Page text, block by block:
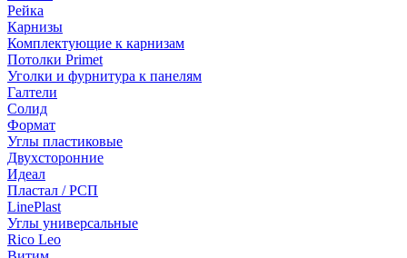
Рейка
Карнизы
Комплектующие к карнизам
Потолки Primet
Уголки и фурнитура к панелям
Галтели
Солид
Формат
Углы пластиковые
Двухсторонние
Идеал
Пластал / РСП
LinePlast
Углы универсальные
Rico Leo